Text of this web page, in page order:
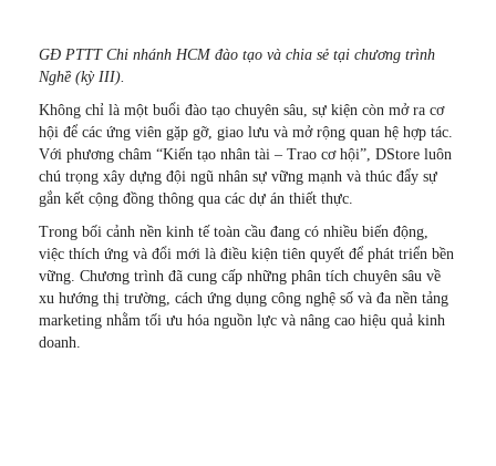
GĐ PTTT Chi nhánh HCM đào tạo và chia sẻ tại chương trình
Nghề (kỳ III).
Không chỉ là một buổi đào tạo chuyên sâu, sự kiện còn mở ra cơ
hội để các ứng viên gặp gỡ, giao lưu và mở rộng quan hệ hợp tác.
Với phương châm “Kiến tạo nhân tài – Trao cơ hội”, DStore luôn
chú trọng xây dựng đội ngũ nhân sự vững mạnh và thúc đẩy sự
gắn kết cộng đồng thông qua các dự án thiết thực.
Trong bối cảnh nền kinh tế toàn cầu đang có nhiều biến động,
việc thích ứng và đổi mới là điều kiện tiên quyết để phát triển bền
vững. Chương trình đã cung cấp những phân tích chuyên sâu về
xu hướng thị trường, cách ứng dụng công nghệ số và đa nền tảng
marketing nhằm tối ưu hóa nguồn lực và nâng cao hiệu quả kinh
doanh.